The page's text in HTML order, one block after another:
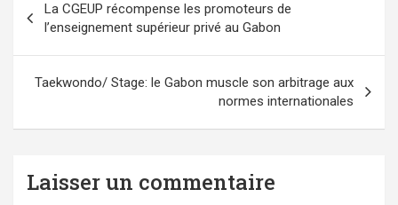
de
l’article
La CGEUP récompense les promoteurs de
l’enseignement supérieur privé au Gabon
Taekwondo/ Stage: le Gabon muscle son arbitrage aux
normes internationales
Laisser un commentaire